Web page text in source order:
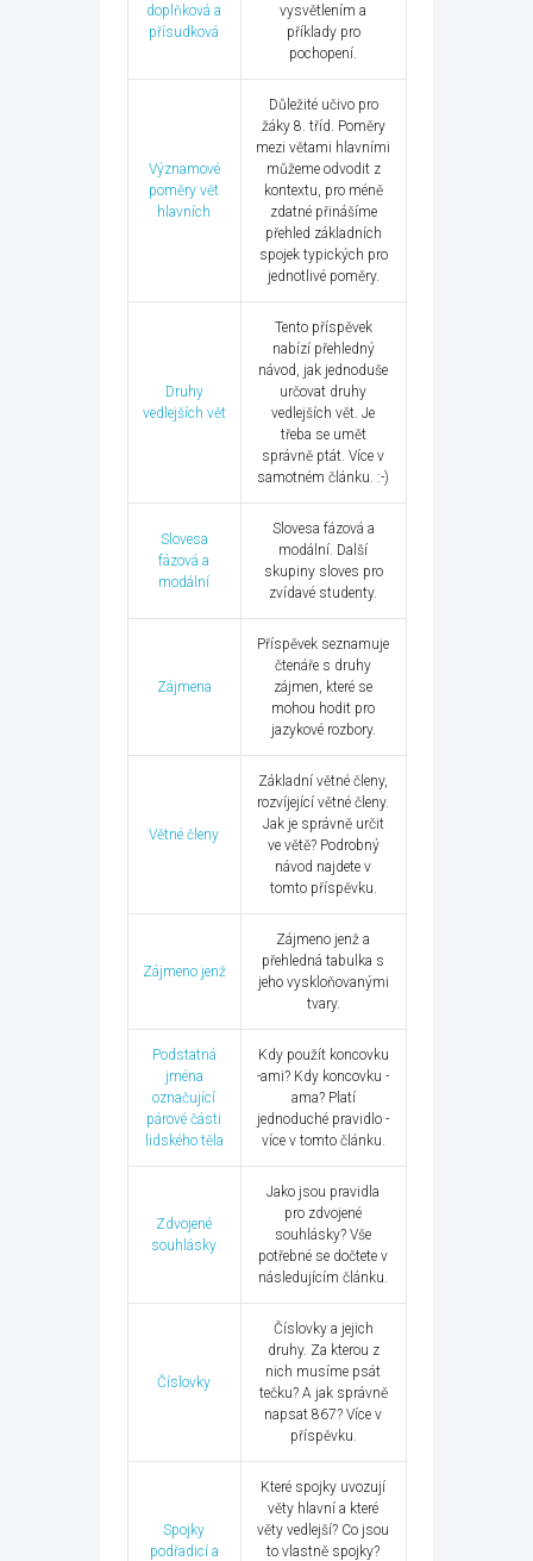
doplňková a
přísudková
vysvětlením a
příklady pro
pochopení.
Významové
poměry vět
hlavních
Důležité učivo pro
žáky 8. tříd. Poměry
mezi větami hlavními
můžeme odvodit z
kontextu, pro méně
zdatné přinášíme
přehled základních
spojek typických pro
jednotlivé poměry.
Druhy
vedlejších vět
Tento příspěvek
nabízí přehledný
návod, jak jednoduše
určovat druhy
vedlejších vět. Je
třeba se umět
správně ptát. Více v
samotném článku. :-)
Slovesa
fázová a
modální
Slovesa fázová a
modální. Další
skupiny sloves pro
zvídavé studenty.
Zájmena
Příspěvek seznamuje
čtenáře s druhy
zájmen, které se
mohou hodit pro
jazykové rozbory.
Větné členy
Základní větné členy,
rozvíjející větné členy.
Jak je správně určit
ve větě? Podrobný
návod najdete v
tomto příspěvku.
Zájmeno jenž
Zájmeno jenž a
přehledná tabulka s
jeho vyskloňovanými
tvary.
Podstatná
jména
označující
párové části
lidského těla
Kdy použít koncovku
-ami? Kdy koncovku -
ama? Platí
jednoduché pravidlo -
více v tomto článku.
Zdvojené
souhlásky
Jako jsou pravidla
pro zdvojené
souhlásky? Vše
potřebné se dočtete v
následujícím článku.
Číslovky
Číslovky a jejich
druhy. Za kterou z
nich musíme psát
tečku? A jak správně
napsat 867? Více v
příspěvku.
Spojky
podřadicí a
Které spojky uvozují
věty hlavní a které
věty vedlejší? Co jsou
to vlastně spojky?